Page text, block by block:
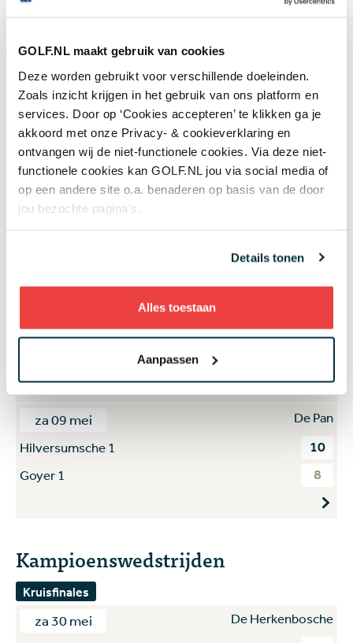
GOLF.NL maakt gebruik van cookies
Deze worden gebruikt voor verschillende doeleinden.
Zoals inzicht krijgen in het gebruik van ons platform en
services. Door op ‘Cookies accepteren’ te klikken ga je
akkoord met onze Privacy- & cookieverklaring en
ontvangen wij de niet-functionele cookies. Via deze niet-
functionele cookies kan GOLF.NL jou via social media of
op een andere site o.a. benaderen op basis van de door
jou bezochte pagina’s.
Details tonen
Alles toestaan
Aanpassen
8
za 02 mei
Noord Nederlandse 2
4
Hilversumsche 1 14
za 09 mei
De Pan
Amelisweerd 1
Toxandria 1
15
Noord Nederlandse 2
za 09 mei
De Pan
Hilversumsche 1
10
Goyer 1 8
Kampioenswedstrijden
Kruisfinales
za 30 mei
De Herkenbosche